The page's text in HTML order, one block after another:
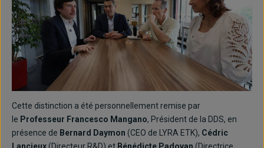
Cette distinction a été personnellement remise par
le Professeur Francesco Mangano, Président de la DDS, en
présence de Bernard Daymon (CEO de LYRA ETK), Cédric